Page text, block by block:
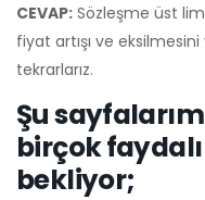
CEVAP: Sözleşme üst
fiyat artışı ve
tekrarlarız.
Şu
birçok
bekliyor;